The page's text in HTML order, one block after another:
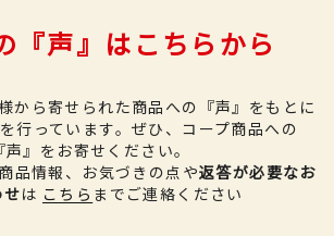
『声』はこちらから
から寄せられた商品への『声』をもとに
行っています。 ぜひ、コープ商品への
『声』をお寄せください。
品情報、お気づきの点や返答が必要なお
は こちら までご連絡ください